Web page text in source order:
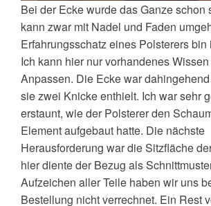
Bei der Ecke wurde das Ganze schon
kann zwar mit Nadel und Faden
Erfahrungsschatz eines Polsterers bin
Ich kann hier nur vorhandenes
Anpassen. Die Ecke war
sie zwei Knicke enthielt. Ich war sehr
erstaunt, wie der Polsterer den
Element aufgebaut hatte. Die nächste
Herausforderung war die Sitzfläche
hier diente der Bezug als
Aufzeichen aller Teile haben wir uns
Bestellung nicht verrechnet. Ein Rest